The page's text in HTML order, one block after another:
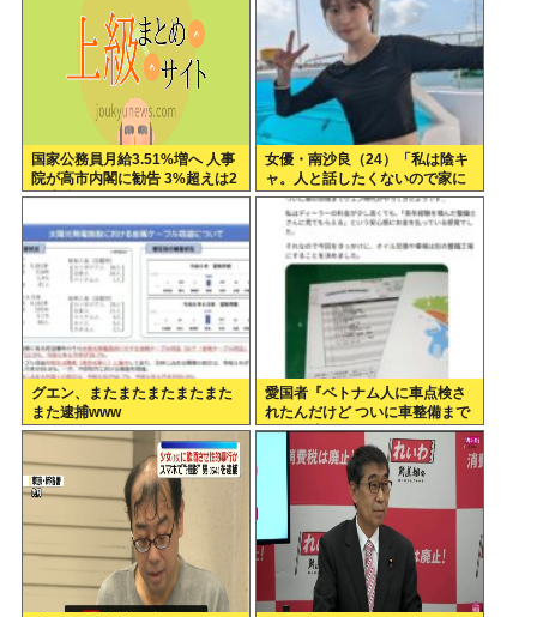
国家公務員月給3.51%増へ 人事
院が高市内閣に勧告 3%超えは2
年連続
女優・南沙良（24）「私は陰キ
ャ。人と話したくないので家に
引きこもってPCでアニメを観て
いたい」
グエン、またまたまたまたまた
また逮捕www
愛国者『ベトナム人に車点検さ
れたんだけど ついに車整備まで
グエン時代かよ…』